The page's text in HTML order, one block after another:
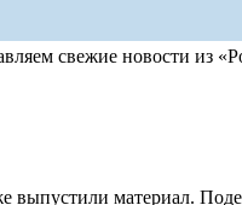
свежие новости
выпустили материал.